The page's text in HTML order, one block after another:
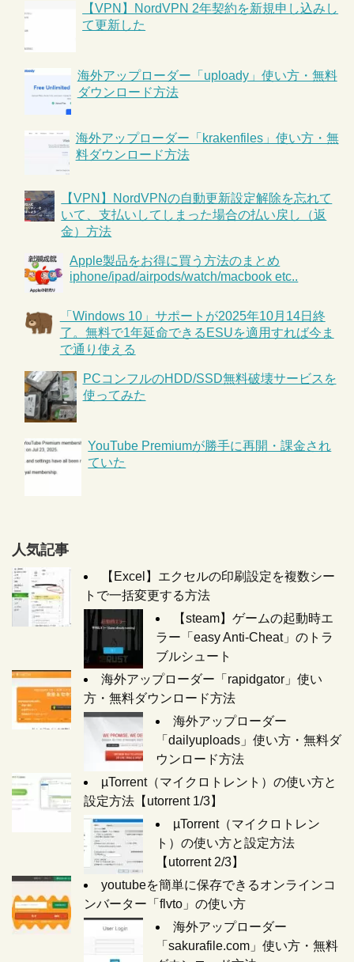
【VPN】NordVPN 2年契約を新規申し込みし
て更新した
海外アップローダー「uploady」使い方・無料
ダウンロード方法
海外アップローダー「krakenfiles」使い方・無
料ダウンロード方法
【VPN】NordVPNの自動更新設定解除を忘れて
いて、支払いしてしまった場合の払い戻し（返
金）方法
Apple製品をお得に買う方法のまとめ
iphone/ipad/airpods/watch/macbook etc..
「Windows 10」サポートが2025年10月14日終
了。無料で1年延命できるESUを適用すれば今ま
で通り使える
PCコンフルのHDD/SSD無料破壊サービスを
使ってみた
YouTube Premiumが勝手に再開・課金され
ていた
人気記事
【Excel】エクセルの印刷設定を複数シー
トで一括変更する方法
【steam】ゲームの起動時エ
ラー「easy Anti-Cheat」のトラ
ブルシュート
海外アップローダー「rapidgator」使い
方・無料ダウンロード方法
海外アップローダー
「dailyuploads」使い方・無料ダ
ウンロード方法
µTorrent（マイクロトレント）の使い方と
設定方法【utorrent 1/3】
µTorrent（マイクロトレン
ト）の使い方と設定方法
【utorrent 2/3】
youtubeを簡単に保存できるオンラインコ
ンバーター「flvto」の使い方
海外アップローダー
「sakurafile.com」使い方・無料